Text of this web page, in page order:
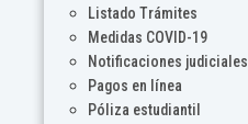
Listado Trámites
Medidas COVID-19
Notificaciones judiciales
Pagos en línea
Póliza estudiantil